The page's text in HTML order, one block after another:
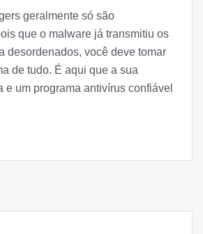
geralmente só são
que o malware já transmitiu os
desordenados, você deve tomar
de tudo. É aqui que a sua
e um programa antivírus confiável